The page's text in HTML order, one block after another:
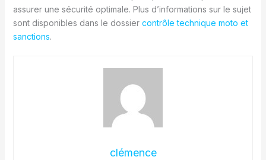
assurer une sécurité optimale. Plus d’informations sur le sujet
sont disponibles dans le dossier contrôle technique moto et
sanctions.
clémence